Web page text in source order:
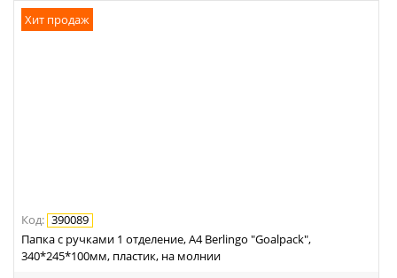
Хит продаж
Код: 390089
Папка с ручками 1 отделение, А4 Berlingo "Goalpack",
340*245*100мм, пластик, на молнии